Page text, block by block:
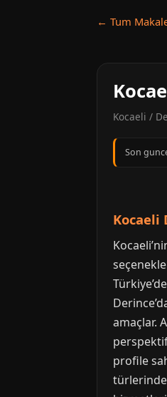
← Tum
Kocaeli /
Son
Kocaeli
amaçlar.
profile